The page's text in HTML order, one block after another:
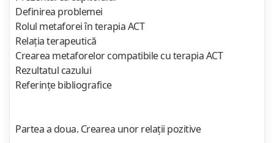
Definirea problemei
Rolul metaforei în terapia ACT
Relaţia terapeutică
Crearea metaforelor compatibile cu terapia ACT
Rezultatul cazului
Referinţe bibliografice
Partea a doua. Crearea unor relaţii pozitive